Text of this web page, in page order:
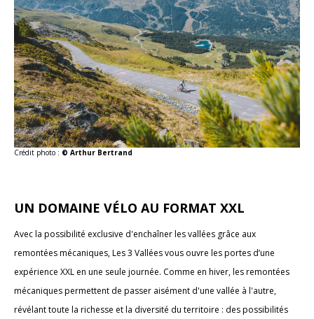
Crédit photo : © Arthur Bertrand
UN DOMAINE VÉLO AU FORMAT XXL
Avec la possibilité exclusive d'enchaîner les vallées grâce aux
remontées mécaniques, Les 3 Vallées vous ouvre les portes d’une
expérience XXL en une seule journée. Comme en hiver, les remontées
mécaniques permettent de passer aisément d'une vallée à l'autre,
révélant toute la richesse et la diversité du territoire : des possibilités